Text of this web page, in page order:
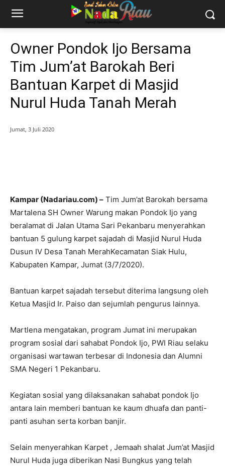
Owner Pondok Ijo Bersama
Tim Jum’at Barokah Beri
Bantuan Karpet di Masjid
Nurul Huda Tanah Merah
Jumat, 3 Juli 2020
Kampar (Nadariau.com) – Tim Jum’at Barokah bersama
Martalena SH Owner Warung makan Pondok Ijo yang
beralamat di Jalan Utama Sari Pekanbaru menyerahkan
bantuan 5 gulung karpet sajadah di Masjid Nurul Huda
Dusun IV Desa Tanah MerahKecamatan Siak Hulu,
Kabupaten Kampar, Jumat (3/7/2020).
Bantuan karpet sajadah tersebut diterima langsung oleh
Ketua Masjid Ir. Paiso dan sejumlah pengurus lainnya.
Martlena mengatakan, program Jumat ini merupakan
program sosial dari sahabat Pondok Ijo, PWI Riau selaku
organisasi wartawan terbesar di Indonesia dan Alumni
SMA Negeri 1 Pekanbaru.
Kegiatan sosial yang dilaksanakan sahabat pondok Ijo
antara lain memberi bantuan ke kaum dhuafa dan panti-
panti asuhan serta korban banjir.
Selain menyerahkan Karpet , Jemaah shalat Jum’at Masjid
Nurul Huda juga diberikan Nasi Bungkus yang telah